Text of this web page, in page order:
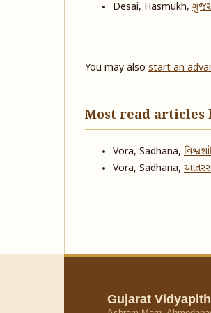
Desai, Hasmukh,
You may also start an
Most read articles
Vora, Sadhana,
Vora, Sadhana,
Gujarat Vidyapith